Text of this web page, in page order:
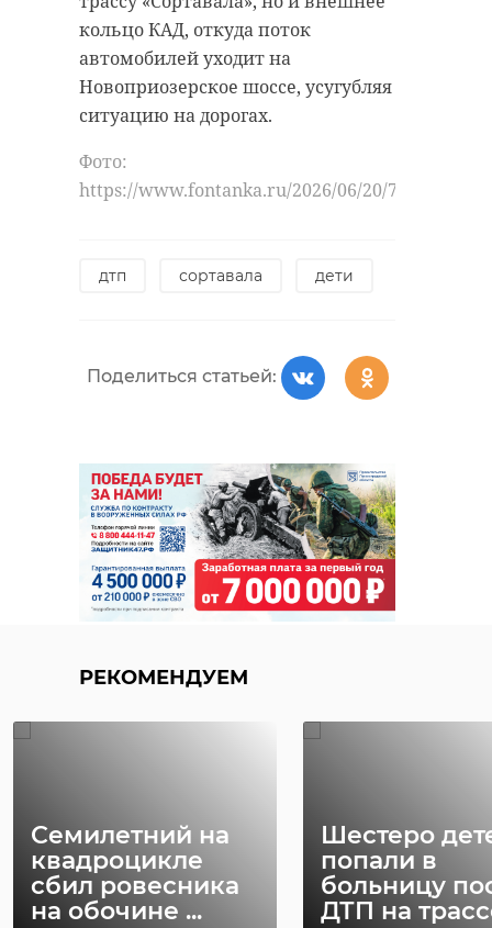
кольцо КАД, откуда поток
автомобилей уходит на
Новоприозерское шоссе, усугубляя
ситуацию на дорогах.
Фото:
https://www.fontanka.ru/2026/06/20/76489870/
дтп сортавала дети
Поделиться статьей:
РЕКОМЕНДУЕМ
Семилетний на
квадроцикле
сбил ровесника
на обочине ...
Шестеро
попали в
больницу
ДТП на